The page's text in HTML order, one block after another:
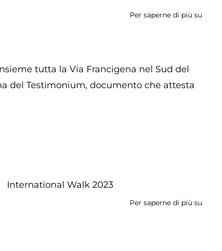
Per saperne di più su
tutta la Via Francigena nel Sud del
del Testimonium, documento che attesta
International Walk 2023
Per saperne di più su